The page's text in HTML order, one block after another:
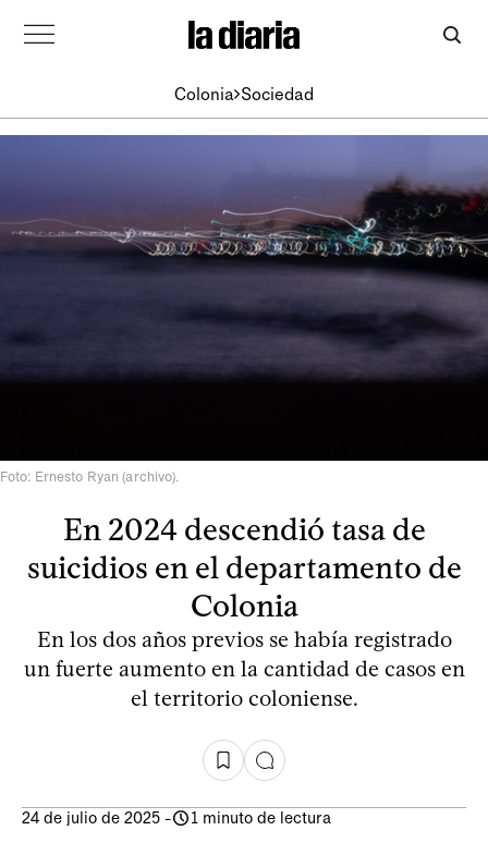
Colonia Sociedad
Foto: Ernesto Ryan (archivo).
En 2024 descendió tasa de
suicidios en el departamento de
Colonia
En los dos años previos se había registrado
un fuerte aumento en la cantidad de casos en
el territorio coloniense.
24 de julio de 2025 - 1 minuto de lectura